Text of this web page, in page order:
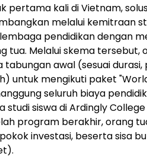
pertama kali di Vietnam,
melalui kemitraan
pendidikan dengan
tua. Melalui skema
tabungan awal (sesuai
untuk mengikuti paket
seluruh biaya
studi siswa di Ardingly
program berakhir, orang
investasi, beserta sisa